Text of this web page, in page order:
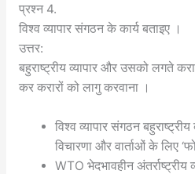
प्रश्न 4.
विश्व व्यापार संगठन के कार्य बताइए ।
उत्तर:
बहुराष्ट्रीय व्यापार और उसको लगते
कर करारों को लागु करवाना ।
विश्व व्यापार संगठन
विचारणा और वार्ताओं के लिए
WTO भेदभावहीन अंतर्राष्ट्रीय